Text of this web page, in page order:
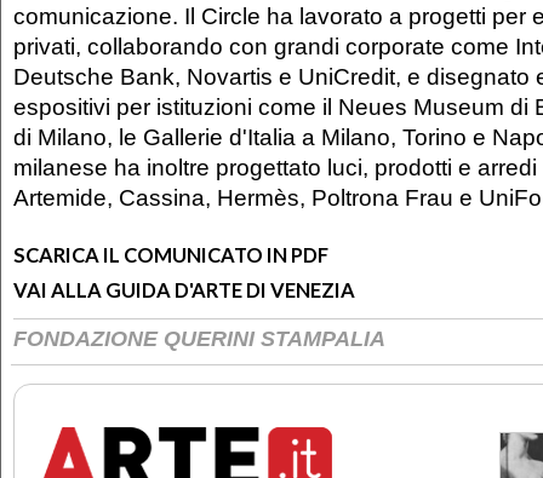
comunicazione. Il Circle ha lavorato a progetti per
privati, collaborando con grandi corporate come
Deutsche Bank, Novartis e UniCredit, e disegnato
espositivi per istituzioni come il Neues Museum di
di Milano, le Gallerie d'Italia a Milano, Torino e
milanese ha inoltre progettato luci, prodotti e
Artemide, Cassina, Hermès, Poltrona Frau e
SCARICA IL COMUNICATO IN PDF
VAI ALLA GUIDA D'ARTE DI VENEZIA
FONDAZIONE QUERINI STAMPALIA